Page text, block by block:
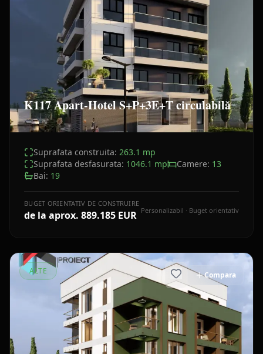
K117 Apart-Hotel S+P+3E+T circulabilă
Suprafata construita: 263.1 mp
Suprafata desfasurata: 1046.1 mp Camere: 13
Bai: 19
BUGET ORIENTATIV DE CONSTRUIRE
de la aprox. 889.185 EUR Personalizabil · Buget orientativ
Compara
ALTE